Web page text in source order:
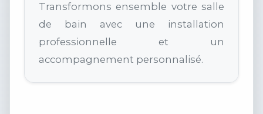
Transformons ensemble votre salle
de bain avec une installation
professionnelle et un
accompagnement personnalisé.